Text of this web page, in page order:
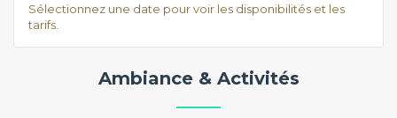
Sélectionnez une date pour voir les disponibilités et les
tarifs.
Ambiance & Activités